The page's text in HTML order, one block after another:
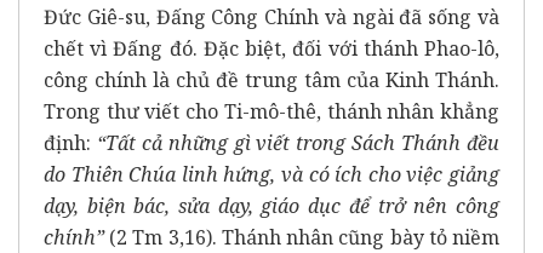
Đức Giê-su, Đấng Công Chính và ngài đã sống và
chết vì Đấng đó. Đặc biệt, đối với thánh Phao-lô,
công chính là chủ đề trung tâm của Kinh Thánh.
Trong thư viết cho Ti-mô-thê, thánh nhân khẳng
định: “Tất cả những gì viết trong Sách Thánh đều
do Thiên Chúa linh hứng, và có ích cho việc giảng
dạy, biện bác, sửa dạy, giáo dục để trở nên công
chính”(2 Tm 3,16). Thánh nhân cũng bày tỏ niềm